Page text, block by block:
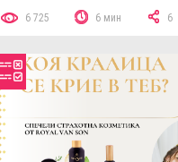
6 725 6 мин 6